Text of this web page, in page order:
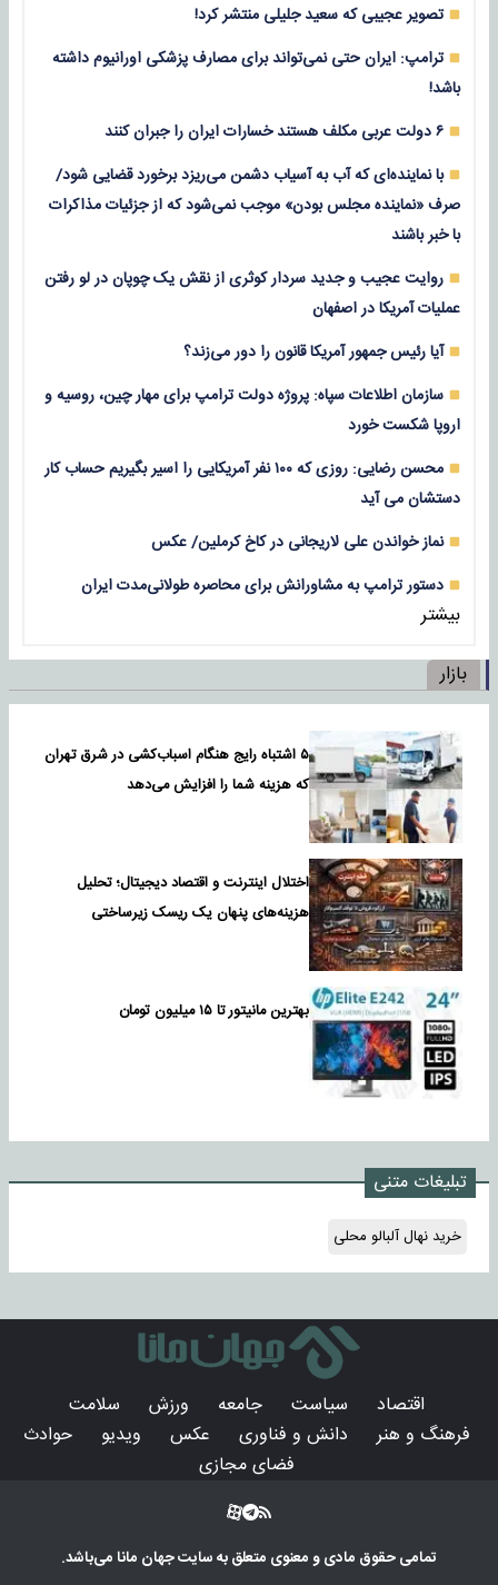
تصویر عجیبی که سعید جلیلی منتشر کرد!
ترامپ: ایران حتی نمی‌تواند برای مصارف پزشکی اورانیوم داشته
باشد!
۶ دولت عربی مکلف هستند خسارات ایران را جبران کنند
با نماینده‌ای که آب به آسیاب دشمن می‌ریزد برخورد قضایی شود/
صرف «نماینده مجلس بودن» موجب نمی‌شود که از جزئیات مذاکرات
با خبر باشند
روایت عجیب و جدید سردار کوثری از نقش یک چوپان در لو رفتن
عملیات آمریکا در اصفهان
آیا رئیس جمهور آمریکا قانون را دور می‌زند؟
سازمان اطلاعات سپاه: پروژه دولت ترامپ برای مهار چین، روسیه و
اروپا شکست خورد
محسن رضایی: روزی که ۱۰۰ نفر آمریکایی را اسیر بگیریم حساب کار
دستشان می آید
نماز خواندن علی لاریجانی در کاخ کرملین/ عکس
دستور ترامپ به مشاورانش برای محاصره طولانی‌مدت ایران
بیشتر
بازار
۵ اشتباه رایج هنگام اسباب‌کشی در شرق تهران
که هزینه شما را افزایش می‌دهد
اختلال اینترنت و اقتصاد دیجیتال؛ تحلیل
هزینه‌های پنهان یک ریسک زیرساختی
بهترین مانیتور تا ۱۵ میلیون تومان
تبلیغات متنی
خرید نهال آلبالو محلی
اقتصاد سیاست جامعه ورزش
سلامت
فرهنگ و هنر
دانش و فناوری عکس ویدیو
حوادث
فضای مجازی
تمامی حقوق مادی و معنوی متعلق به سایتجهان مانامی‌باشد.